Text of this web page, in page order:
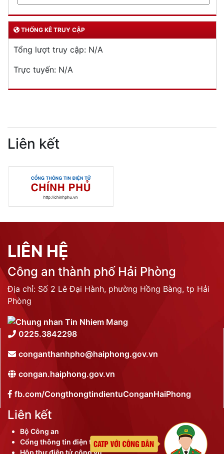
THỐNG KÊ TRUY CẬP
Tổng lượt truy cập: N/A
Trực tuyến: N/A
Liên kết
LIÊN HỆ
Công an thành phố Hải Phòng
Địa chỉ: Số 2 Lê Đại Hành, phường Hồng Bàng, tp Hải
Phòng
0225.3842298
conganthanhpho@haiphong.gov.vn
congan.haiphong.gov.vn
fb.com/CongthongtindientuConganHaiPhong
Liên kết
Bộ Công an
Cổng thông tin điện tử thành phố
Hộp thư điện tử công vụ